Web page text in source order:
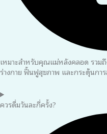
เหมาะสำหรับคุณแม่หลังคลอด รวม
ร่างกาย ฟื้นฟูสุขภาพ และกระตุ้นการ
ควรดื่มวันละกี่ครั้ง?